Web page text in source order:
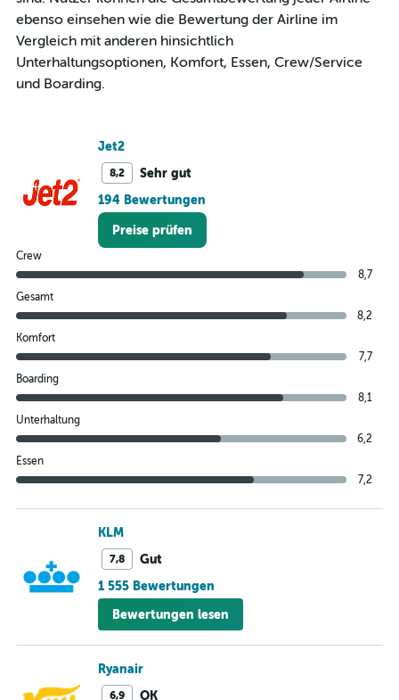
ebenso einsehen wie die Bewertung der Airline im
Vergleich mit anderen hinsichtlich
Unterhaltungsoptionen, Komfort, Essen, Crew/Service
und Boarding.
Jet2
8,2
Sehr gut
194 Bewertungen
Preise prüfen
Crew
8,7
Gesamt
8,2
Komfort
7,7
Boarding
8,1
Unterhaltung
6,2
Essen
7,2
KLM
7,8
Gut
1 555 Bewertungen
Bewertungen lesen
Ryanair
6,9
OK